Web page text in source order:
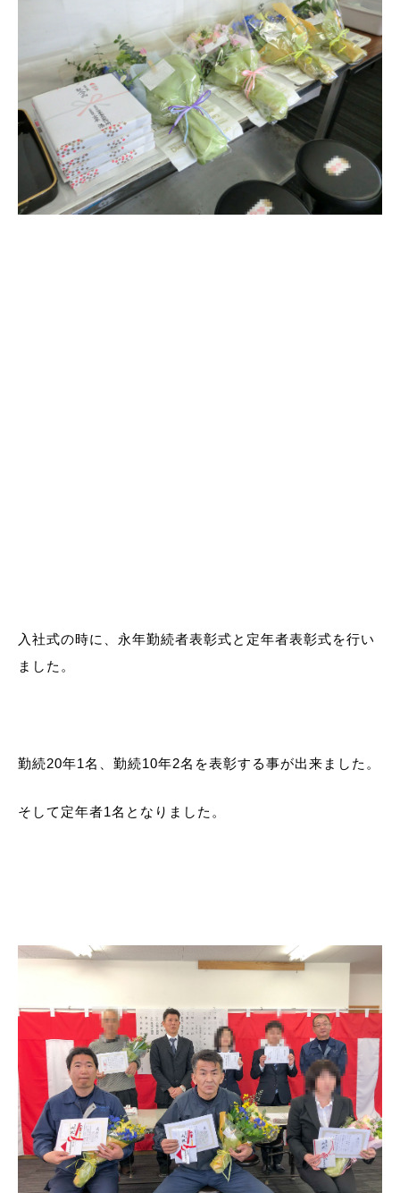
入社式の時に、永年勤続者表彰式と定年者表彰式を行い
ました。
勤続20年1名、勤続10年2名を表彰する事が出来ました。
そして定年者1名となりました。